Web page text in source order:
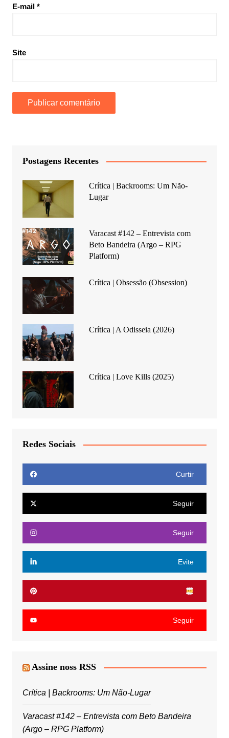
E-mail *
Site
Postagens Recentes
Crítica | Backrooms: Um Não-
Lugar
Varacast #142 – Entrevista com
Beto Bandeira (Argo – RPG
Platform)
Crítica | Obsessão (Obsession)
Crítica | A Odisseia (2026)
Crítica | Love Kills (2025)
Redes Sociais
Curtir
Seguir
Seguir
Evite
Seguir
Assine noss RSS
Crítica | Backrooms: Um Não-Lugar
Varacast #142 – Entrevista com Beto Bandeira
(Argo – RPG Platform)